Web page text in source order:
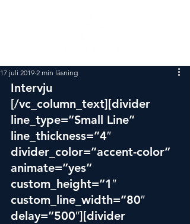
17 juli 2019 2 min läsning
Intervju
[/vc_column_text][divider
line_type=”Small Line”
line_thickness=”4″
divider_color=”accent-color”
animate=”yes”
custom_height=”1″
custom_line_width=”80″
delay=”500″][divider